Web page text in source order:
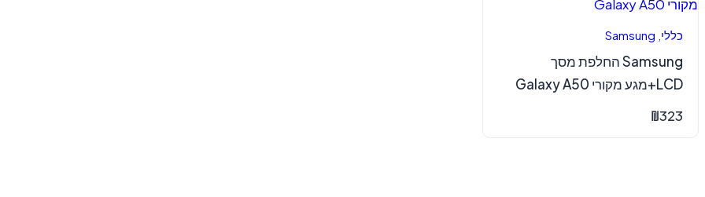
כללי Samsung
Samsung החלפת מסך
LCD+מגע מקורי Galaxy A50
₪323